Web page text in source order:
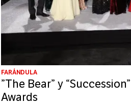
FARÁNDULA
”The Bear” y
Awards